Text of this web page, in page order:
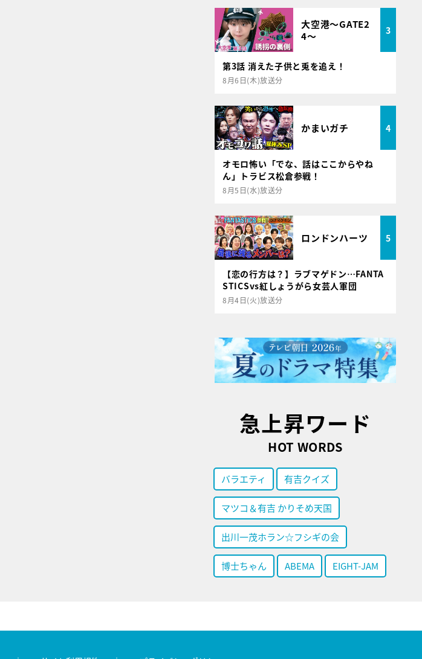
大空港～GATE2
4～
3
第3話 消えた子供と兎を追え！
8月6日(木)放送分
かまいガチ 4
オモロ怖い「でな、話はここからやね
ん」トラビス松倉参戦！
8月5日(水)放送分
ロンドンハーツ 5
【恋の行方は？】ラブマゲドン…FANTA
STICSvs紅しょうがら女芸人軍団
8月4日(火)放送分
急上昇ワード
HOT WORDS
バラエティ 有吉クイズ
マツコ＆有吉 かりそめ天国
出川一茂ホラン☆フシギの会
博士ちゃん ABEMA EIGHT-JAM